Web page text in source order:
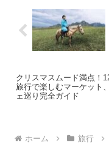
クリスマスムード満点！
旅行で楽しむマーケット
ェ巡り完全ガイド
ホーム 旅行